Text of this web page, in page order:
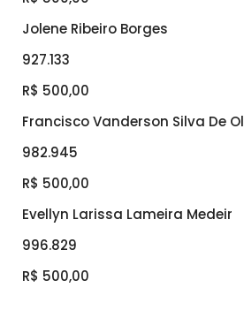
Jolene Ribeiro Borges
927.133
R$ 500,00
Francisco Vanderson Silva De Ol
982.945
R$ 500,00
Evellyn Larissa Lameira Medeir
996.829
R$ 500,00